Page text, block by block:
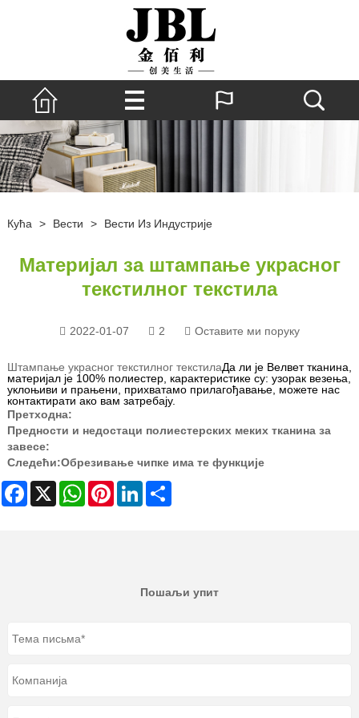
Кућа > Вести > Вести Из Индустрије
Материјал за штампање украсног
текстилног текстила
2022-01-07 2 Оставите ми поруку
Штампање украсног текстилног текстилаДа ли је Велвет тканина,
материјал је 100% полиестер, карактеристике су: узорак везења,
уклоњиви и прањени, прихватамо прилагођавање, можете нас
контактирати ако вам затребају.
Претходна:
Предности и недостаци полиестерских меких тканина за
завесе:
Следећи:Обрезивање чипке има те функције
Facebook
X WhatsAppPinterestLinkedIn
Пошаљи упит